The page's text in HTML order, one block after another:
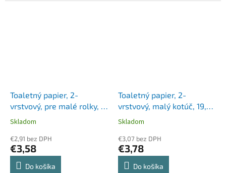
Toaletný papier, 2-
vrstvový, pre malé rolky, 8
roliek, LUCART "Strong
Skladom
€2,91 bez DPH
€3,58
Do košíka
Toaletný papier, 2-
vrstvový, malý kotúč, 19,8
m, LUCART,
Skladom
€3,07 bez DPH
€3,78
Do košíka